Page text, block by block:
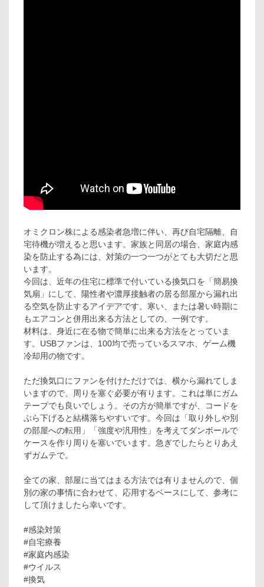
オミクロン株による感染者急増に伴い、再び自宅隔離、自
宅待機が増えると思います。家族と同居の場合、家庭内感
染を防止する為には、対策の一つ一つがとても大切だと思
います。
今回は、近年の住宅に標準で付いている換気口を「簡易換
気扇」にして、陽性者や濃厚接触者の居る部屋から漏れ出
る空気を防止するアイデアです。寒い、または暑い時期に
もエアコンと併用出来る方法としての、一例です。
材料は、身近に在る物で簡単に出来る方法をとっていま
す。USBファンは、100均で売っているスマホ、ゲーム機
冷却用の物です。
ただ換気口にファンを付けただけでは、横から漏れてしま
いますので、周りを塞ぐ必要が有ります。これは単にガム
テープでも良いでしょう。その方が簡単ですが、コードを
ぶら下げると結構落ちやすいです。今回は「取り外しや別
の部屋への転用」「強度や汎用性」を考えてダンボールで
ケースを作り周りを塞いでいます。急ぎでしたらとりあえ
ずガムテで。
全ての家、部屋に当てはまる方法では有りませんので、個
別の家の事情に合わせて、応用するベースにして、参考に
して頂けましたら幸いです。
#感染対策
#自宅療養
#家庭内感染
#ウイルス
#換気